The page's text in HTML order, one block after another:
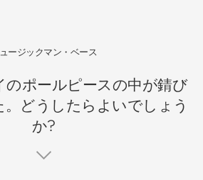
ージックマン・ベース
のポールピースの中が錆び
どうしたらよいでしょう
か?